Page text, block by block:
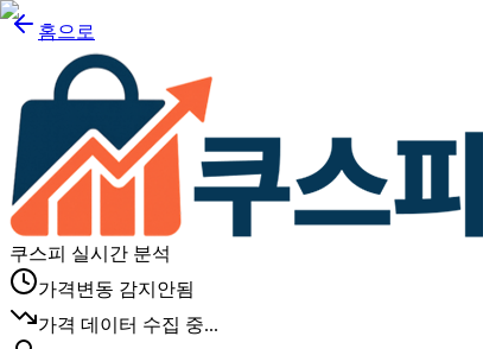
홈으로
쿠스피 실시간 분석
가격변동 감지안됨
가격 데이터 수집 중...